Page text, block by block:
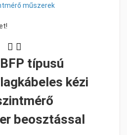
műszerek
típusú
kézi
beosztással